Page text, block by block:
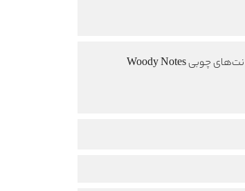
نت‌های چوبی Woody Notes